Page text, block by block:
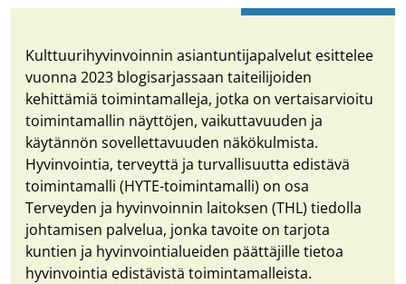
Kulttuurihyvinvoinnin asiantuntijapalvelut esittelee
vuonna 2023 blogisarjassaan taiteilijoiden
kehittämiä toimintamalleja, jotka on vertaisarvioitu
toimintamallin näyttöjen, vaikuttavuuden ja
käytännön sovellettavuuden näkökulmista.
Hyvinvointia, terveyttä ja turvallisuutta edistävä
toimintamalli (HYTE-toimintamalli) on osa
Terveyden ja hyvinvoinnin laitoksen (THL) tiedolla
johtamisen palvelua, jonka tavoite on tarjota
kuntien ja hyvinvointialueiden päättäjille tietoa
hyvinvointia edistävistä toimintamalleista.